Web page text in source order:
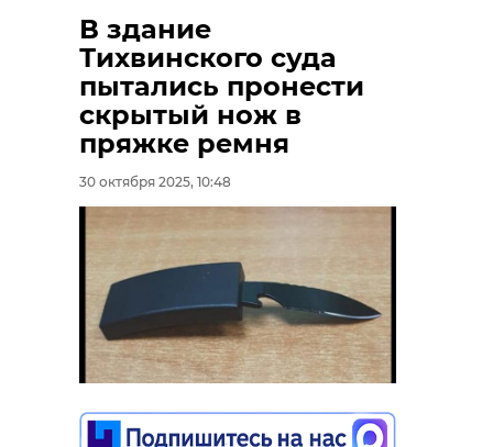
В здание
Тихвинского суда
пытались пронести
скрытый нож в
пряжке ремня
30 октября 2025, 10:48